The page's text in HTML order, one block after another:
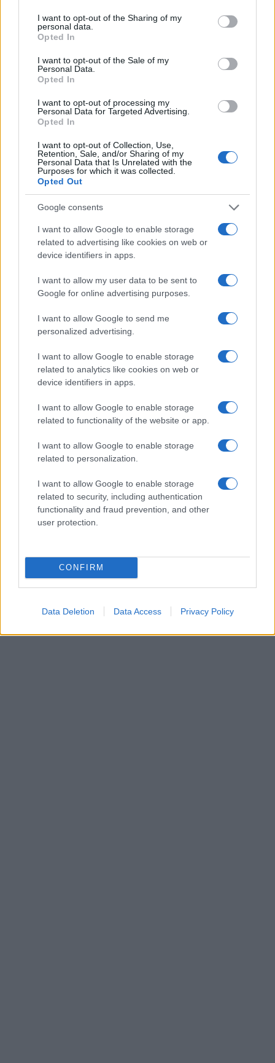
not limited to your visit or usage behaviour. You may click to
grant or deny consent to Google and its third-party tags to
use your data for below specified purposes in below Google
consent section.
I want to opt-out of the Sharing of my
personal data.
Opted In
I want to opt-out of the Sale of my
Personal Data.
Opted In
I want to opt-out of processing my
Personal Data for Targeted Advertising.
Opted In
I want to opt-out of Collection, Use,
Retention, Sale, and/or Sharing of my
Personal Data that Is Unrelated with the
Purposes for which it was collected.
Opted Out
Google consents
I want to allow Google to enable storage
related to advertising like cookies on web or
device identifiers in apps.
I want to allow my user data to be sent to
Google for online advertising purposes.
I want to allow Google to send me
personalized advertising.
I want to allow Google to enable storage
related to analytics like cookies on web or
device identifiers in apps.
I want to allow Google to enable storage
related to functionality of the website or app.
I want to allow Google to enable storage
related to personalization.
I want to allow Google to enable storage
related to security, including authentication
functionality and fraud prevention, and other
user protection.
CONFIRM
Data Deletion Data Access Privacy Policy